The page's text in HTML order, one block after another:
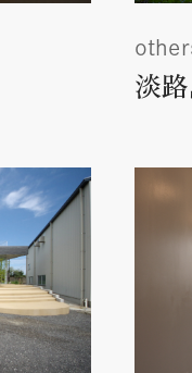
淡